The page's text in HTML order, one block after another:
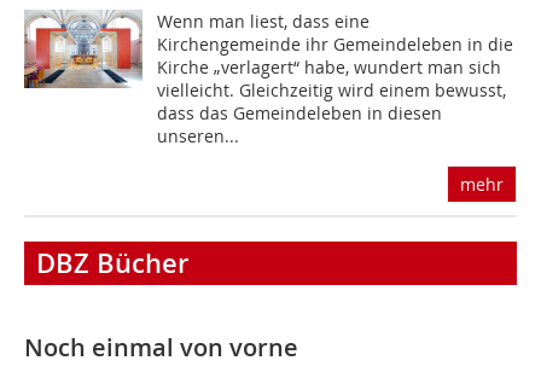
Wenn man liest, dass eine
Kirchengemeinde ihr Gemeindeleben in die
Kirche „verlagert“ habe, wundert man sich
vielleicht. Gleichzeitig wird einem bewusst,
dass das Gemeindeleben in diesen
unseren...
mehr
DBZ Bücher
Noch einmal von vorne